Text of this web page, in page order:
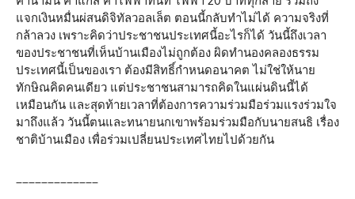
แจกเงินหมื่นผ่สนดิจิทัลวอลเล็ต ตอนนี้กลับทำไม่ได้ ความจริงที่
กล้าลวง เพราะคิดว่าประชาชนประเทศนี้อะไรก็ได้ วันนี้ถึงเวลา
ของประชาชนที่เห็นบ้านเมืองไม่ถูกต้อง ผิดทำนองคลองธรรม
ประเทศนี้เป็นของเรา ต้องมีสิทธิ์กำหนดอนาคต ไม่ใช่ให้นาย
ทักษิณคิดคนเดียว แต่ประชาชนสามารถคิดในแผ่นดินนี้ได้
เหมือนกัน และสุดท้ายเวลาที่ต้องการความร่วมมือร่วมแรงร่วมใจ
มาถึงแล้ว วันนี้ตนและทนายนกเขาพร้อมร่วมมือกับนายสนธิ เรื่อง
ชาติบ้านเมือง เพื่อร่วมเปลี่ยนประเทศไทยไปด้วยกัน